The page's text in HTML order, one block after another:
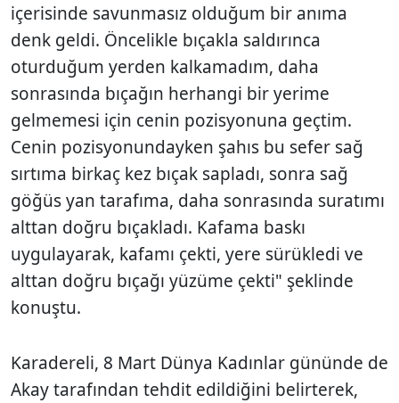
içerisinde savunmasız olduğum bir anıma
denk geldi. Öncelikle bıçakla saldırınca
oturduğum yerden kalkamadım, daha
sonrasında bıçağın herhangi bir yerime
gelmemesi için cenin pozisyonuna geçtim.
Cenin pozisyonundayken şahıs bu sefer sağ
sırtıma birkaç kez bıçak sapladı, sonra sağ
göğüs yan tarafıma, daha sonrasında suratımı
alttan doğru bıçakladı. Kafama baskı
uygulayarak, kafamı çekti, yere sürükledi ve
alttan doğru bıçağı yüzüme çekti" şeklinde
konuştu.
Karadereli, 8 Mart Dünya Kadınlar gününde de
Akay tarafından tehdit edildiğini belirterek,